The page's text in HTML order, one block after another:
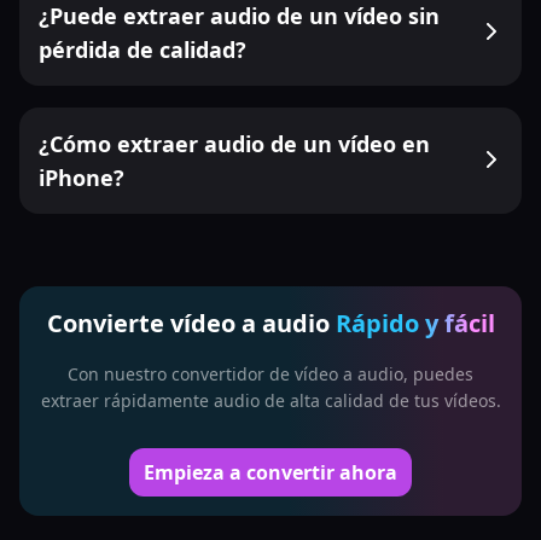
¿Puede extraer audio de un vídeo sin
pérdida de calidad?
¿Cómo extraer audio de un vídeo en
iPhone?
Convierte vídeo a audio Rápido y fácil
Con nuestro convertidor de vídeo a audio, puedes
extraer rápidamente audio de alta calidad de tus vídeos.
Empieza a convertir ahora